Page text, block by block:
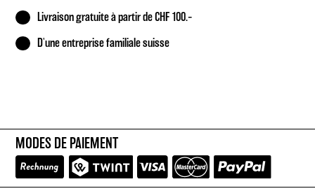
Livraison gratuite à partir de CHF 100.–
D'une entreprise familiale suisse
MODES DE PAIEMENT